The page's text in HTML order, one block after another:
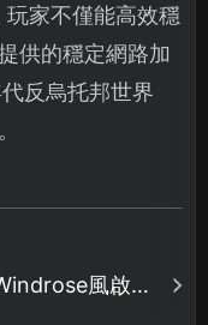
家不僅能高效穩
供的穩定網路加
反烏托邦世界
風啟之